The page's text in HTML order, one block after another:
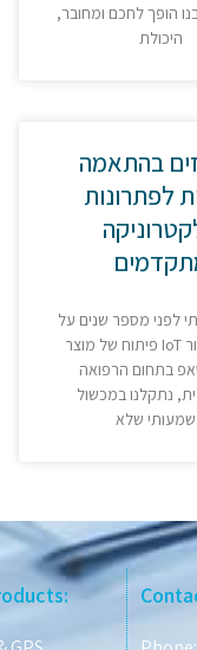
הופך לחכם ומחובר,
היכולת
בהתאמה
לפתרונות
לפני מספר שנים על
פיתוח של מוצר IoT חדשני עבור
בתחום הרפואה
נתקלנו במכשול
שלא